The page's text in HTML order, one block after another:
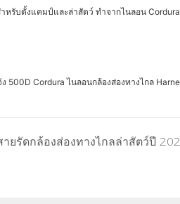
ำหรับตั้งแคมป์และล่าสัตว์ ทำจากไนลอน
500D Cordura ไนลอนกล้องส่องทางไกล
ายรัดกล้องส่องทางไกลล่าสัตว์ปี